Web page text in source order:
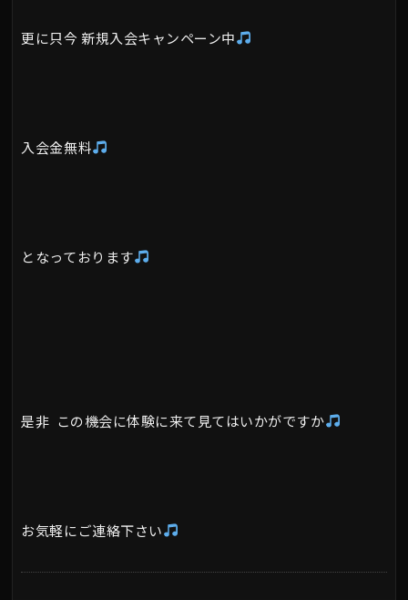
更に只今 新規入会キャンペーン中
入会金無料
となっております
是非 この機会に体験に来て見てはいかがですか
お気軽にご連絡下さい